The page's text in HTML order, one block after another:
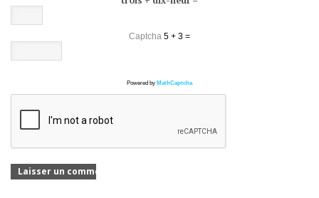
Captcha 5 + 3 =
Powered by MathCaptcha